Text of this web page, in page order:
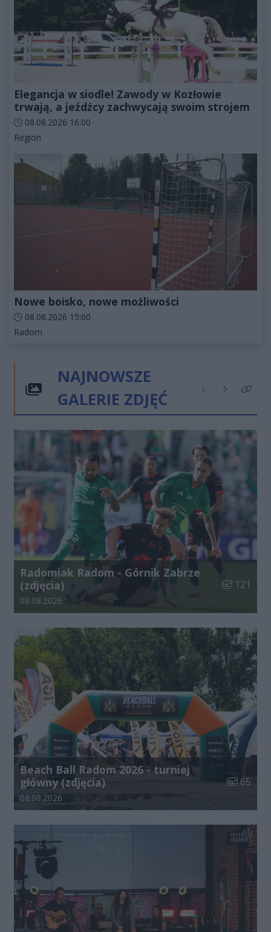
Elegancja w siodle! Zawody w Kozłowie
trwają, a jeźdźcy zachwycają swoim strojem
Data dodania artykułu:
08.08.2026 16:00
Kategorie artykułu:
Region
Nowe boisko, nowe możliwości
Data dodania artykułu:
08.08.2026 15:00
Kategorie artykułu:
Radom
NAJNOWSZE
GALERIE ZDJĘĆ
Poprzednie
NastępneKliknij
Radomiak Radom - Górnik Zabrze
(zdjęcia)
Liczba
121
Data dodania galerii:
08.08.2026
Beach Ball Radom 2026 - turniej
główny (zdjęcia)
Liczba
65
Data dodania galerii:
08.08.2026